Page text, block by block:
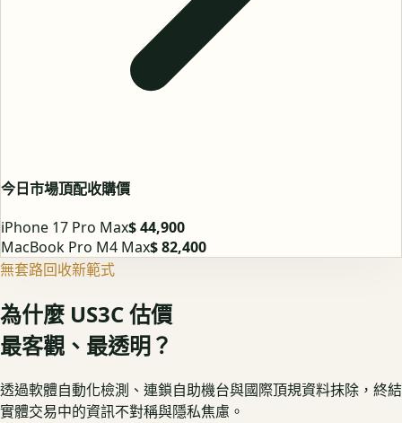
今日市場頂配收購價
iPhone 17 Pro Max$ 44,900
MacBook Pro M4 Max$ 82,400
無套路回收新範式
為什麼 US3C 估價
最客觀、最透明？
透過軟體自動化檢測、連鎖自助機台與國際頂規資料抹除，終結
實體交易中的資訊不對稱與隱私焦慮。